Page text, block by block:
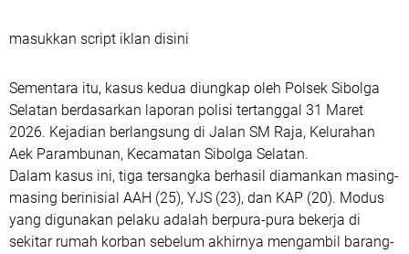
masukkan script iklan disini
Sementara itu, kasus kedua diungkap oleh Polsek Sibolga
Selatan berdasarkan laporan polisi tertanggal 31 Maret
2026. Kejadian berlangsung di Jalan SM Raja, Kelurahan
Aek Parambunan, Kecamatan Sibolga Selatan.
Dalam kasus ini, tiga tersangka berhasil diamankan masing-
masing berinisial AAH (25), YJS (23), dan KAP (20). Modus
yang digunakan pelaku adalah berpura-pura bekerja di
sekitar rumah korban sebelum akhirnya mengambil barang-